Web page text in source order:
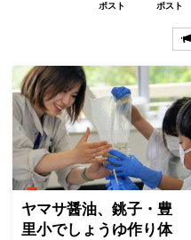
ポスト ポスト
ヤマサ醤油、銚子・豊
里小でしょうゆ作り体